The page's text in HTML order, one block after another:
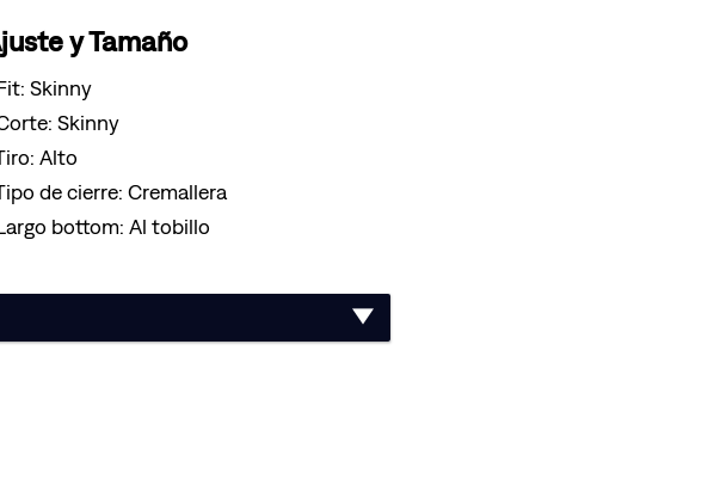
y Tamaño
Skinny
Skinny
Alto
de cierre: Cremallera
bottom: Al tobillo